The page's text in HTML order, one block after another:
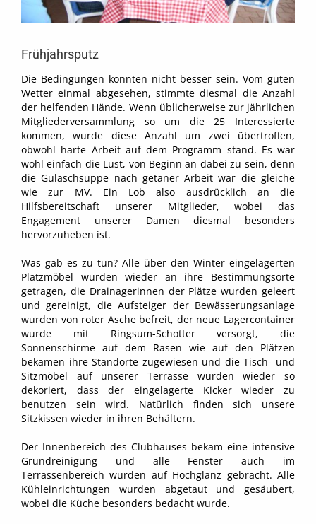
Frühjahrsputz
Die Bedingungen konnten nicht besser sein. Vom guten
Wetter einmal abgesehen, stimmte diesmal die Anzahl
der helfenden Hände. Wenn üblicherweise zur jährlichen
Mitgliederversammlung so um die 25 Interessierte
kommen, wurde diese Anzahl um zwei übertroffen,
obwohl harte Arbeit auf dem Programm stand. Es war
wohl einfach die Lust, von Beginn an dabei zu sein, denn
die Gulaschsuppe nach getaner Arbeit war die gleiche
wie zur MV. Ein Lob also ausdrücklich an die
Hilfsbereitschaft unserer Mitglieder, wobei das
Engagement unserer Damen diesmal besonders
hervorzuheben ist.
Was gab es zu tun? Alle über den Winter eingelagerten
Platzmöbel wurden wieder an ihre Bestimmungsorte
getragen, die Drainagerinnen der Plätze wurden geleert
und gereinigt, die Aufsteiger der Bewässerungsanlage
wurden von roter Asche befreit, der neue Lagercontainer
wurde mit Ringsum-Schotter versorgt, die
Sonnenschirme auf dem Rasen wie auf den Plätzen
bekamen ihre Standorte zugewiesen und die Tisch- und
Sitzmöbel auf unserer Terrasse wurden wieder so
dekoriert, dass der eingelagerte Kicker wieder zu
benutzen sein wird. Natürlich finden sich unsere
Sitzkissen wieder in ihren Behältern.
Der Innenbereich des Clubhauses bekam eine intensive
Grundreinigung und alle Fenster auch im
Terrassenbereich wurden auf Hochglanz gebracht. Alle
Kühleinrichtungen wurden abgetaut und gesäubert,
wobei die Küche besonders bedacht wurde.